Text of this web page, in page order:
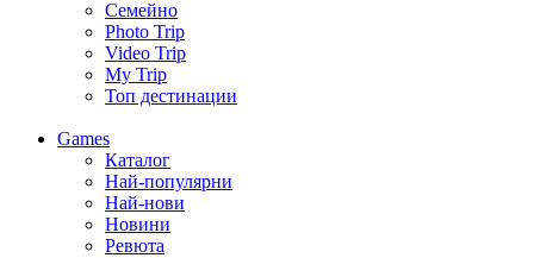
Семейно
Photo Trip
Video Trip
My Trip
Топ дестинации
Games
Каталог
Най-популярни
Най-нови
Новини
Ревюта